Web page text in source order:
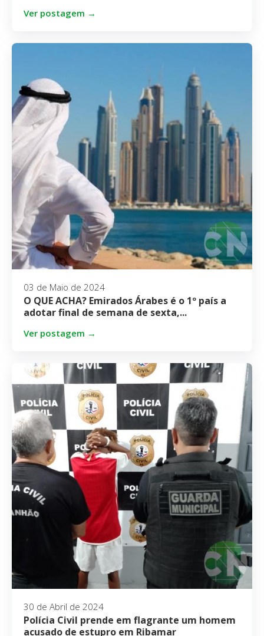
Ver postagem →
03 de Maio de 2024
O QUE ACHA? Emirados Árabes é o 1º país a
adotar final de semana de sexta,...
Ver postagem →
30 de Abril de 2024
Polícia Civil prende em flagrante um homem
acusado de estupro em Ribamar